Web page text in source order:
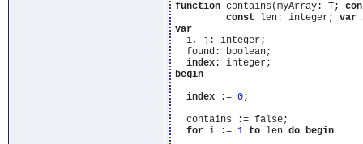
function contains(myArray: T;
const len: integer; var
var
  i, j: integer;
  found: boolean;
index
begin
index := 0;
  contains := false;
for i := 1 to len do begin